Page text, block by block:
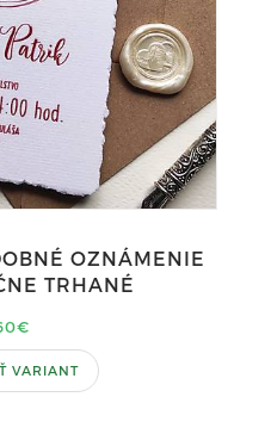
OZNÁMENIE
TRHANÉ
VARIANT